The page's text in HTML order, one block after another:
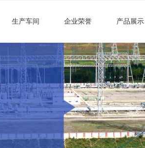
生产车间 企业荣誉 产品展示